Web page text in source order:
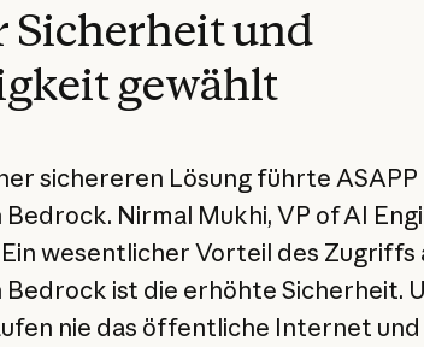
Sicherheit und
gewählt
sichereren Lösung führte ASAPP
Bedrock. Nirmal Mukhi, VP of AI
Ein wesentlicher Vorteil des Zugriffs
Bedrock ist die erhöhte Sicherheit.
nie das öffentliche Internet und